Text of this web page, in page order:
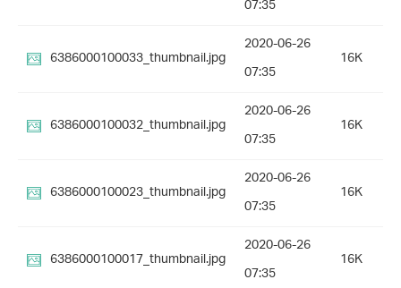
07:35
6386000100033_thumbnail.jpg
2020-06-26
07:35
16K
6386000100032_thumbnail.jpg
2020-06-26
07:35
16K
6386000100023_thumbnail.jpg
2020-06-26
07:35
16K
6386000100017_thumbnail.jpg
2020-06-26
07:35
16K